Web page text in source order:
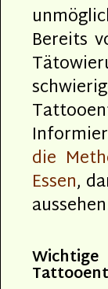
Bereits
die
Essen,